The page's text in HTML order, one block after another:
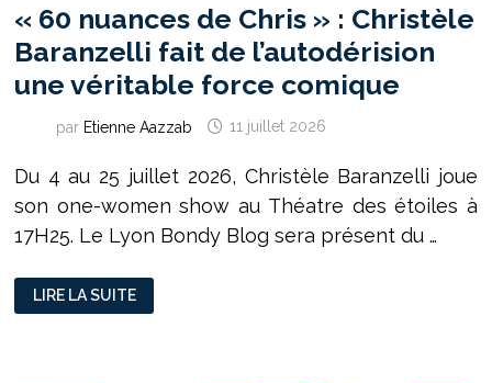
« 60 nuances de Chris » : Christèle
Baranzelli fait de l’autodérision
une véritable force comique
par Etienne Aazzab 11 juillet 2026
Du 4 au 25 juillet 2026, Christèle Baranzelli joue
son one-women show au Théatre des étoiles à
17H25. Le Lyon Bondy Blog sera présent du …
« 60
NUANCES
DE
LIRE LA SUITE